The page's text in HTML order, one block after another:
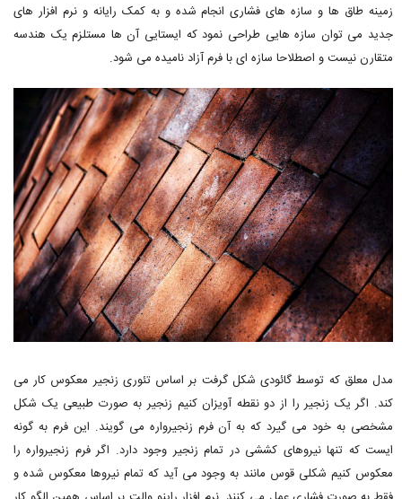
زمینه طاق ها و سازه های فشاری انجام شده و به کمک رایانه و نرم افزار های
جدید می توان سازه هایی طراحی نمود که ایستایی آن ها مستلزم یک هندسه
متقارن نیست و اصطلاحا سازه ای با فرم آزاد نامیده می شود.
مدل معلق که توسط گائودی شکل گرفت بر اساس تئوری زنجیر معکوس کار می
کند. اگر یک زنجیر را از دو نقطه آویزان کنیم زنجیر به صورت طبیعی یک شکل
مشخصی به خود می گیرد که به آن فرم زنجیرواره می گویند. این فرم به گونه
ایست که تنها نیروهای کششی در تمام زنجیر وجود دارد. اگر فرم زنجیرواره را
معکوس کنیم شکلی قوس مانند به وجود می آید که تمام نیروها معکوس شده و